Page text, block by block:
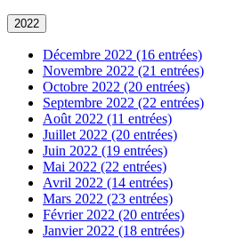
2022
Décembre 2022 (16 entrées)
Novembre 2022 (21 entrées)
Octobre 2022 (20 entrées)
Septembre 2022 (22 entrées)
Août 2022 (11 entrées)
Juillet 2022 (20 entrées)
Juin 2022 (19 entrées)
Mai 2022 (22 entrées)
Avril 2022 (14 entrées)
Mars 2022 (23 entrées)
Février 2022 (20 entrées)
Janvier 2022 (18 entrées)